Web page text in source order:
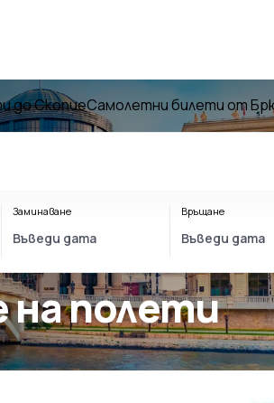
до СкопиеСамолетни билети от
на полети
Заминаване Връщане